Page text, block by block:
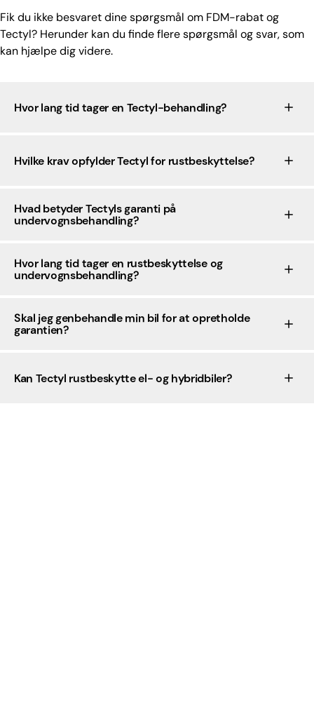
Fik du ikke besvaret dine spørgsmål om FDM-rabat og
Tectyl? Herunder kan du finde flere spørgsmål og svar, som
kan hjælpe dig videre.
Hvor lang tid tager en Tectyl-behandling?
Hvilke krav opfylder Tectyl for rustbeskyttelse?
Hvad betyder Tectyls garanti på
undervognsbehandling?
Hvor lang tid tager en rustbeskyttelse og
undervognsbehandling?
Skal jeg genbehandle min bil for at opretholde
garantien?
Kan Tectyl rustbeskytte el- og hybridbiler?